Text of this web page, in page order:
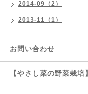
2014-09（2）
2013-11（1）
お問い合わせ
【やさし菜の野菜栽培】